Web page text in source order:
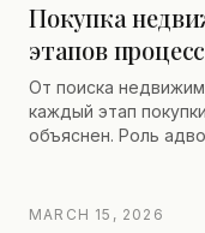
Покупка
этапов
От поиска
каждый этап
объяснен. Роль
MARCH 15, 2026